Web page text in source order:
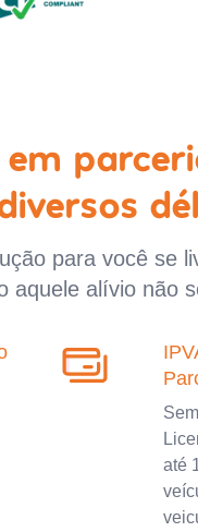
para você se
aquele alívio não
até